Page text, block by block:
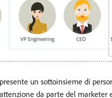
un sottoinsieme di
da parte del marketer